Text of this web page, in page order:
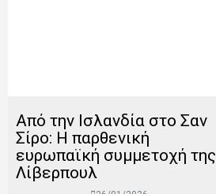
Από την Ισλανδία στο Σαν
Σίρο: Η παρθενική
ευρωπαϊκή συμμετοχή της
Λίβερπουλ